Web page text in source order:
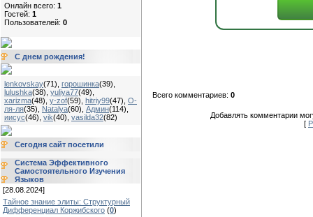
Онлайн всего: 1
Гостей: 1
Пользователей: 0
С днем рождения!
lenkovskay(71) горошинка(39)
lulushka(38) yuliya77(49)
xarizma(48) y-zof(59) hitriy99(47) О-
ля-ля(35) Natalya(60) Админ(114)
иисус(46) vik(40) vasilda32(82)
Сегодня сайт посетили
Система Эффективного
Самостоятельного Изучения
Языков
[28.08.2024]
Тайное знание элиты: Структурный
Дифференциал Коржибского (0)
Всего комментариев: 0
Добавлять комментарии
[